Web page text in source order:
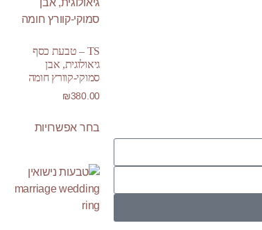
TS – טבעת כסף
גיאולוגית, אבן
סמוקי-קוורץ חומה
₪380.00
בחר אפשרויות